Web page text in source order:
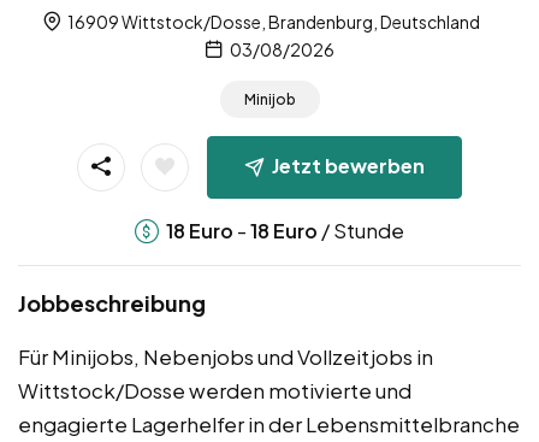
16909 Wittstock/Dosse, Brandenburg, Deutschland
03/08/2026
Minijob
Jetzt bewerben
18 Euro -18 Euro / Stunde
Jobbeschreibung
Für Minijobs, Nebenjobs und Vollzeitjobs in
Wittstock/Dosse werden motivierte und
engagierte Lagerhelfer in der Lebensmittelbranche